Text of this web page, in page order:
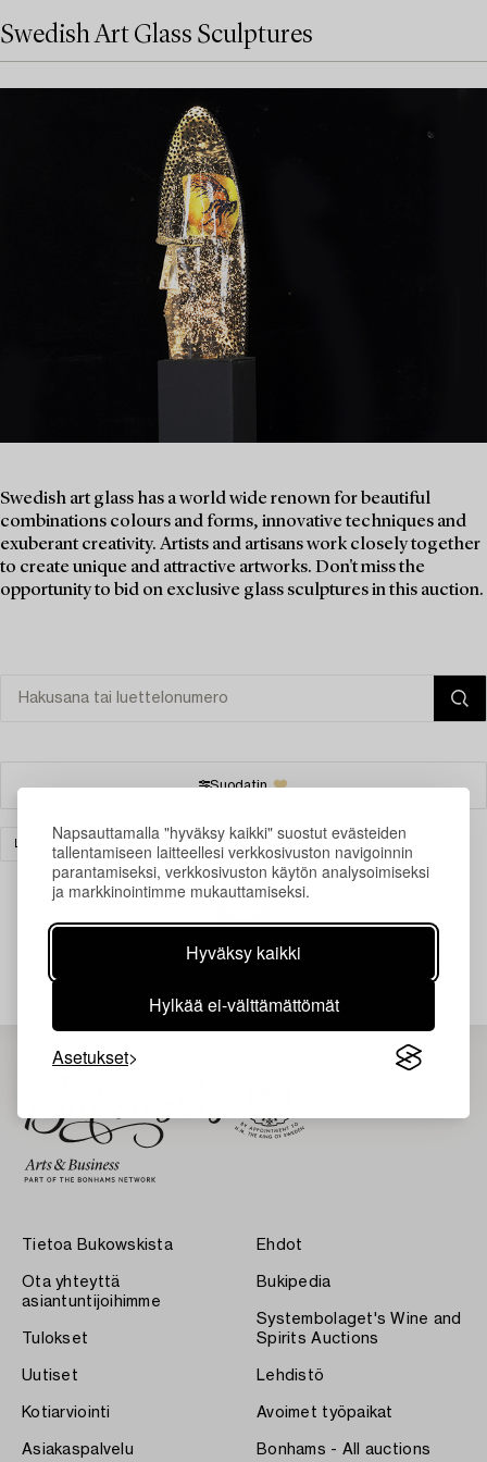
Napsauttamalla "hyväksy kaikki" suostut evästeiden
tallentamiseen laitteellesi verkkosivuston navigoinnin
parantamiseksi, verkkosivuston käytön analysoimiseksi
ja markkinointimme mukauttamiseksi.
Hyväksy kaikki
Hylkää ei-välttämättömät
Asetukset
Swedish Art Glass Sculptures
Swedish art glass has a world wide renown for beautiful
combinations colours and forms, innovative techniques and
exuberant creativity. Artists and artisans work closely together
to create unique and attractive artworks. Don't miss the
opportunity to bid on exclusive glass sculptures in this auction.
Suodatin
LASI TYHJENNÄ KAIKKI
Juuri nyt ei löytynyt hakuasi vastaavia kohteita.
Tietoa Bukowskista
Ota yhteyttä
asiantuntijoihimme
Tulokset
Uutiset
Kotiarviointi
Asiakaspalvelu
Ehdot
Bukipedia
Systembolaget's Wine and
Spirits Auctions
Lehdistö
Avoimet työpaikat
Bonhams - All auctions